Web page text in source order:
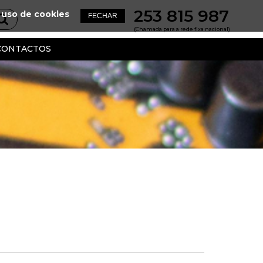
253 815 987
(Chamada para a rede fixa nacional)
de cookies